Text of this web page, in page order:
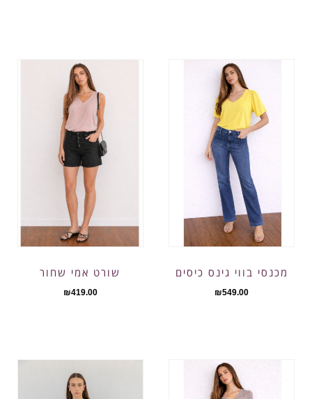
מכנסי בווי גינס כיסים
₪549.00
שורט אמי שחור
₪419.00